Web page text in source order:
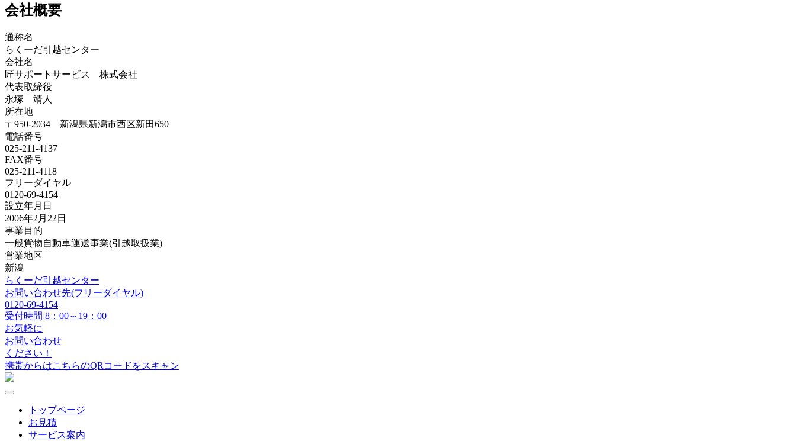
会社概要
通称名
らくーだ引越センター
会社名
匠サポートサービス 株式会社
代表取締役
永塚 靖人
所在地
〒950-2034 新潟県新潟市西区新田650
電話番号
025-211-4137
FAX番号
025-211-4118
フリーダイヤル
0120-69-4154
設立年月日
2006年2月22日
事業目的
一般貨物自動車運送事業(引越取扱業)
営業地区
新潟
らくーだ引越センター
お問い合わせ先(フリーダイヤル)
0120-69-4154
受付時間 8：00～19：00
お気軽に
お問い合わせ
ください！
携帯からはこちらのQRコードをスキャン
トップページ
お見積
サービス案内